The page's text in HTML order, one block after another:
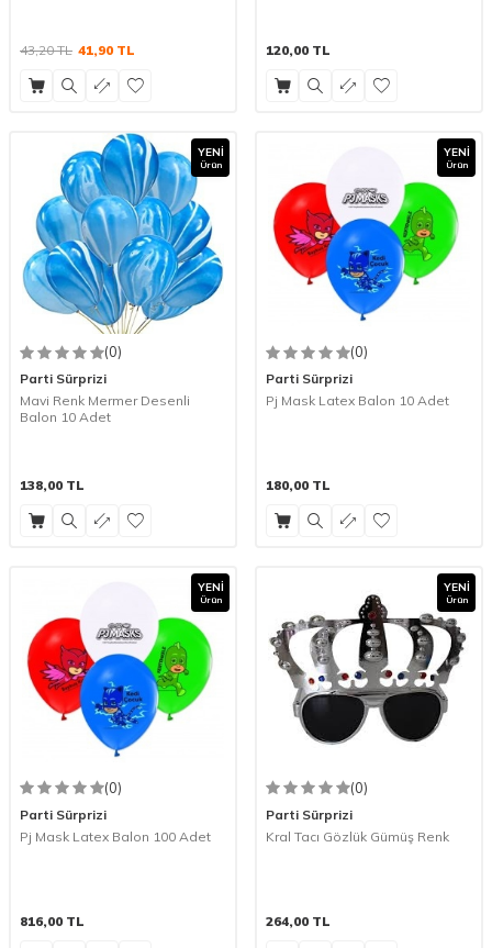
43,20TL 41,90TL 120,00 TL
YENI
Ürün
(0)
Parti Sürprizi
Mavi Renk Mermer Desenli
Balon 10 Adet
138,00 TL
YENI
Ürün
(0)
Parti Sürprizi
Pj Mask Latex Balon 10 Adet
180,00 TL
YENI
Ürün
(0)
Parti Sürprizi
Pj Mask Latex Balon 100 Adet
816,00 TL
YENI
Ürün
(0)
Parti Sürprizi
Kral Tacı Gözlük Gümüş Renk
264,00 TL